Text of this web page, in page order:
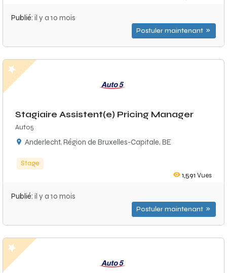
Publié: il y a 10 mois
Postuler maintenant
Stagiaire Assistent(e) Pricing Manager
Auto5
Anderlecht, Région de Bruxelles-Capitale, BE
Stage
1,591 Vues
Publié: il y a 10 mois
Postuler maintenant